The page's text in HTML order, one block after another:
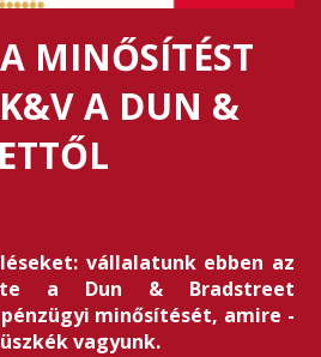
MINŐSÍTÉST
A DUN &
vállalatunk ebben az
a Dun & Bradstreet
minősítését, amire -
vagyunk.